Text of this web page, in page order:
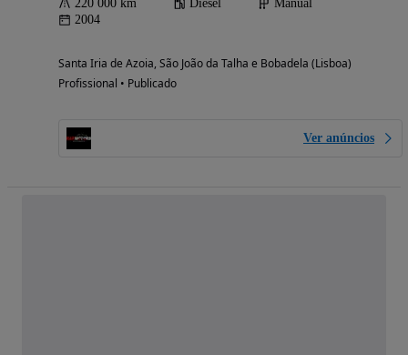
220 000 km Diesel
Manual
2004
Santa Iria de Azoia, São João da Talha e Bobadela (Lisboa)
Profissional • Publicado
Ver anúncios